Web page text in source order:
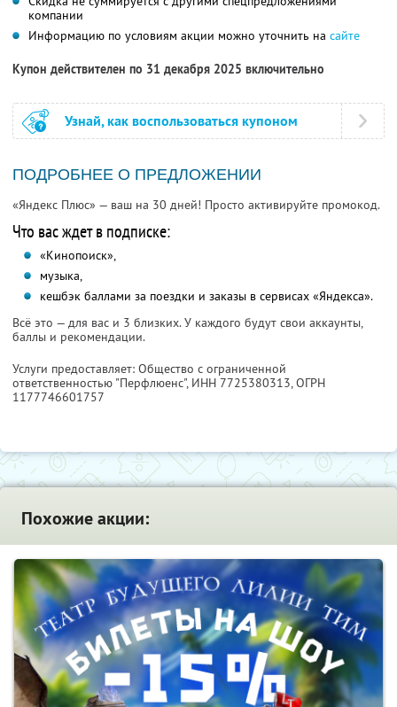
компании
Информацию по условиям акции можно уточнить на сайте
Купон действителен по 31 декабря 2025 включительно
Узнай, как воспользоваться купоном
ПОДРОБНЕЕ О ПРЕДЛОЖЕНИИ
«Яндекс Плюс» — ваш на 30 дней! Просто активируйте промокод.
Что вас ждет в подписке:
«Кинопоиск»,
музыка,
кешбэк баллами за поездки и заказы в сервисах «Яндекса».
Всё это — для вас и 3 близких. У каждого будут свои аккаунты,
баллы и рекомендации.
Услуги предоставляет: Общество с ограниченной
ответственностью "Перфлюенс", ИНН 7725380313, ОГРН
1177746601757
Похожие акции: